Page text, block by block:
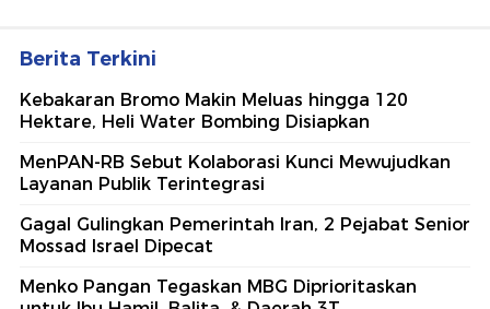
Berita Terkini
Kebakaran Bromo Makin Meluas hingga 120
Hektare, Heli Water Bombing Disiapkan
MenPAN-RB Sebut Kolaborasi Kunci Mewujudkan
Layanan Publik Terintegrasi
Gagal Gulingkan Pemerintah Iran, 2 Pejabat Senior
Mossad Israel Dipecat
Menko Pangan Tegaskan MBG Diprioritaskan